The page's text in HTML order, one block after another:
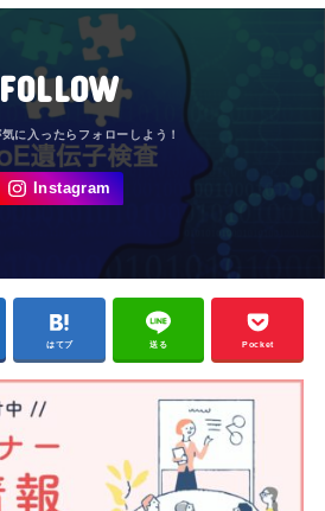
FOLLOW
はてブ 送る Pocket